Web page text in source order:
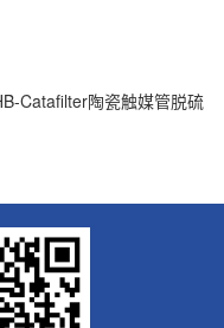
Catafilter陶瓷触媒管脱硫